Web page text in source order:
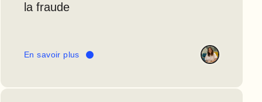
la fraude
En savoir plus